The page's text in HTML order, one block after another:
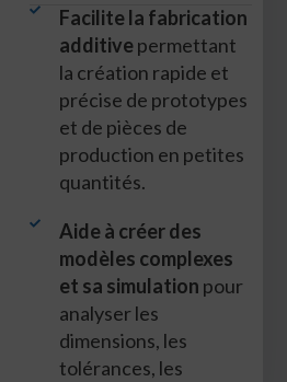
Facilite la fabrication
additivepermettant
la création rapide et
précise de prototypes
et de pièces de
production en petites
quantités.
Aide à créer des
modèles complexes
et sa simulation pour
analyser les
dimensions, les
tolérances, les